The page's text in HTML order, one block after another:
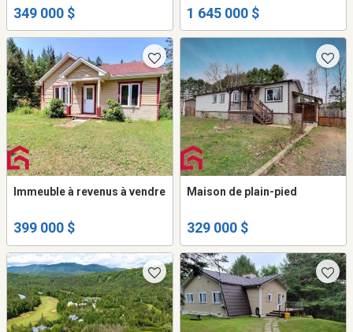
349 000 $ 1 645 000 $
Immeuble à revenus à vendre
399 000 $
Maison de plain-pied
329 000 $